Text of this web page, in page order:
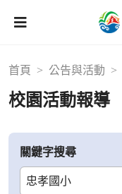
首頁 公告與活動
校園活動報導
關鍵字搜尋